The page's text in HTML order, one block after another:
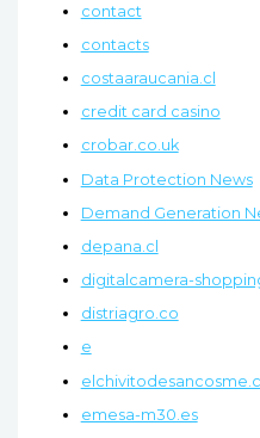
contact
contacts
costaaraucania.cl
credit card casino
crobar.co.uk
Data Protection News
Demand Generation
depana.cl
digitalcamera-
distriagro.co
e
emesa-m30.es